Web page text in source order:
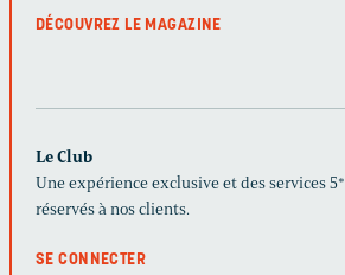
DÉCOUVREZ LE MAGAZINE
Le Club
Une expérience exclusive et des services 5*
réservés à nos clients.
SE CONNECTER